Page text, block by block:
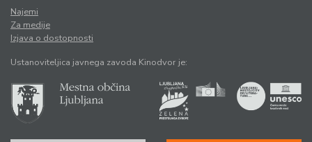
Najemi
Za medije
Izjava o dostopnosti
Ustanoviteljica javnega zavoda Kinodvor je: